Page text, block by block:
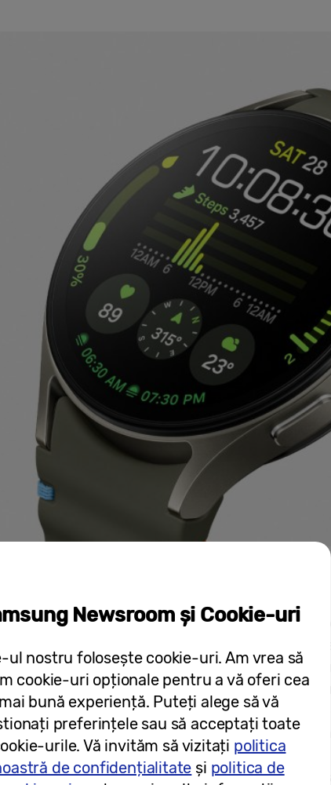
a înțelege starea zilnică de sănătate
a ajuta utilizatorii să dobândească o
de sănătate, Galaxy Watch7 îi motivează
100 de antrenamente și pot crea rutine
a-și atinge obiectivele. CuRace [v], se pot
progresul și a menține motivația. În plus,
cuBody Composition[vi] pentru o înțelegere
analiza somnului, Galaxy Watch7 oferă
Newsroom și Cookie-uri
ul nostru folosește cookie-uri. Am vrea să
cookie-uri opționale pentru a vă oferi cea
mai bună experiență. Puteți alege să vă
preferințele sau să acceptați toate
urile. Vă invităm să vizitați politica
de confidențialitate și politica de